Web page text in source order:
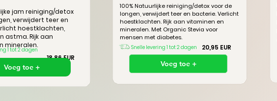
jam reiniging/detox
verwijdert teer en
hoestklachten,
astma. Rijk aan
mineralen.
18,86 EUR
1 tot 2 dagen
Voeg toe +
100% Natuurlijke reiniging/detox voor de
longen, verwijdert teer en bacterie. Verlicht
hoestklachten. Rijk aan vitaminen en
mineralen. Met Organic Stevia voor
mensen met diabetes.
20,95 EUR
Snelle levering 1 tot 2 dagen
Voeg toe +